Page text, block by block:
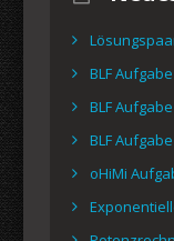
BLF
BLF
BLF
oHiMi